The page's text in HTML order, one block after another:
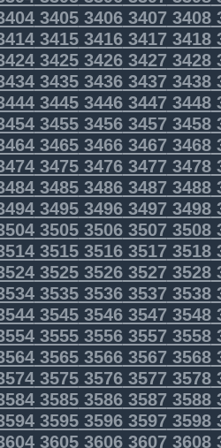
3405340634073408
3415341634173418
3425342634273428
3435343634373438
3445344634473448
3455345634573458
3465346634673468
3475347634773478
3485348634873488
3495349634973498
3505350635073508
3515351635173518
3525352635273528
3535353635373538
3545354635473548
3555355635573558
3565356635673568
3575357635773578
3585358635873588
3595359635973598
3605360636073608